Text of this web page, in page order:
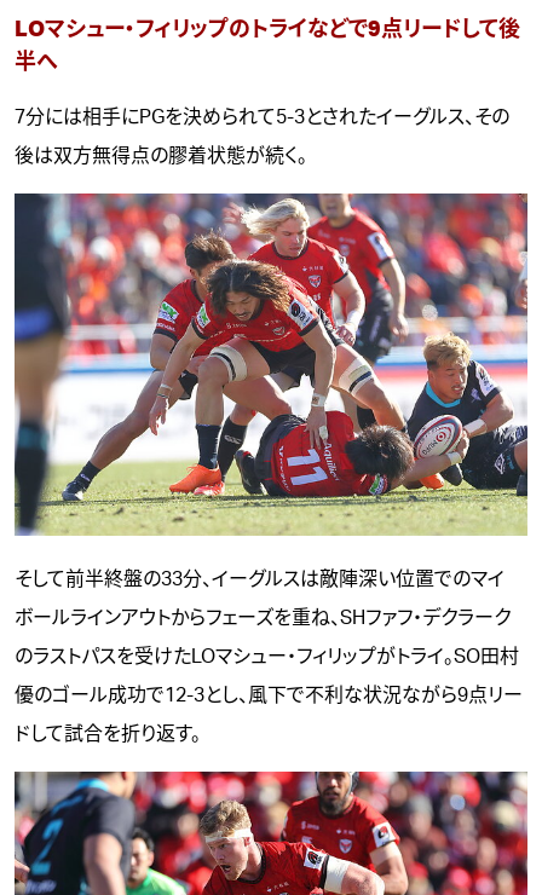
LOマシュー・フィリップのトライなどで9点リードして後
半へ
7分には相手にPGを決められて5-3とされたイーグルス、その
後は双方無得点の膠着状態が続く。
そして前半終盤の33分、イーグルスは敵陣深い位置でのマイ
ボールラインアウトからフェーズを重ね、SHファフ・デクラーク
のラストパスを受けたLOマシュー・フィリップがトライ。SO田村
優のゴール成功で12-3とし、風下で不利な状況ながら9点リー
ドして試合を折り返す。